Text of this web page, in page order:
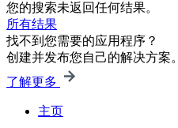
您的搜索未返回任何结果。
所有结果
找不到您需要的应用程序？
创建并发布您自己的解决方案。
了解更多
主页